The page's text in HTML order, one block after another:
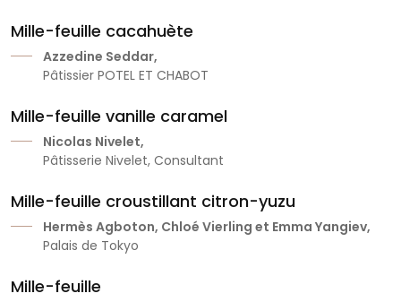
Mille-feuille cacahuète
Azzedine Seddar,
Pâtissier POTEL ET CHABOT
Mille-feuille vanille caramel
Nicolas Nivelet,
Pâtisserie Nivelet, Consultant
Mille-feuille croustillant citron-yuzu
Hermès Agboton, Chloé Vierling et Emma Yangiev,
Palais de Tokyo
Mille-feuille